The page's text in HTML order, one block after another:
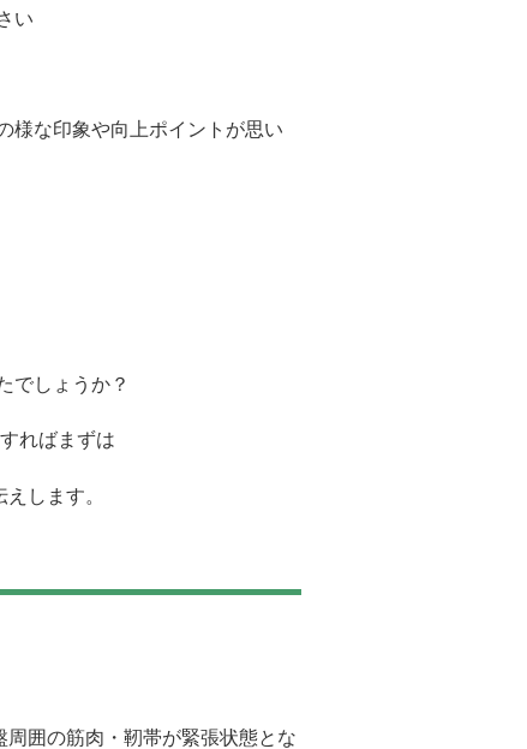
い
様な印象や向上ポイントが思い
でしょうか？
ればまずは
します。
囲の筋肉・靭帯が緊張状態とな